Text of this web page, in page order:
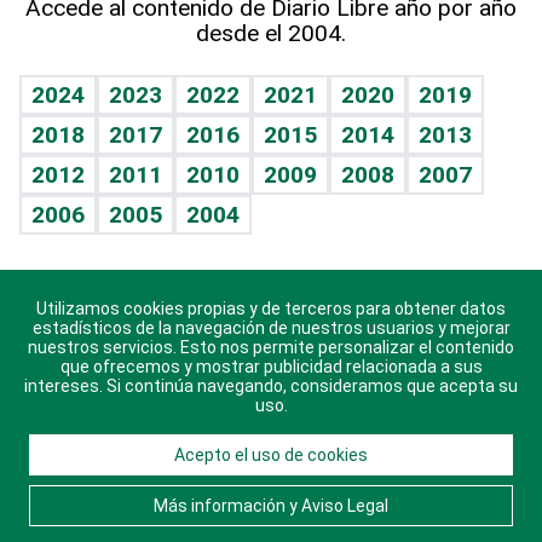
Vida y familia
Eñe
Celebrando la vida
Sin complejos
En pocas palabras
Escuchando al corazón
Economía Personal
TBT Deportivo
Guía del dinero
Horóscopos
Crucigramas
Accede al contenido de Diario Libre año por año
desde el 2004.
2024 2023 2022 2021 2020
2019
2018
2017 2016 2015 2014
2013
2012
2011 2010 2009 2008
2007
2006
2005 2004
Descarga nuestras aplicaciones para Android, iOS y
sistema Huawei.
© 2021 Diario Libre, todos los derechos reservados.
Consulta elAviso Legal. Ponte en Contacto
nosotros y conoce más sobre Diario Libre
Utilizamos cookies propias y de terceros para obtener datos
estadísticos de la navegación de nuestros usuarios y mejorar
nuestros servicios. Esto nos permite personalizar el contenido
que ofrecemos y mostrar publicidad relacionada a sus
intereses. Si continúa navegando, consideramos que acepta su
uso.
Acepto el uso de cookies
Más información y Aviso Legal